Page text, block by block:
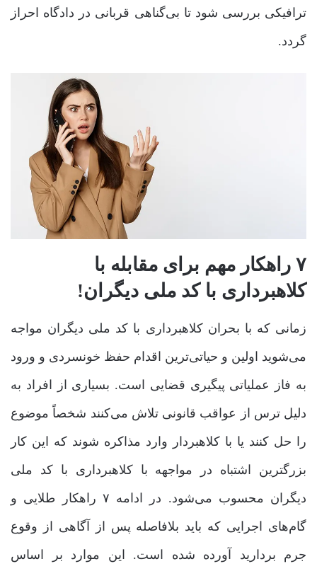
ترافیکی بررسی شود تا بی‌گناهی قربانی در دادگاه احراز
گردد.
۷ راهکار مهم برای مقابله با
کلاهبرداری با کد ملی دیگران!
زمانی که با بحران کلاهبرداری با کد ملی دیگران مواجه
می‌شوید اولین و حیاتی‌ترین اقدام حفظ خونسردی و ورود
به فاز عملیاتی پیگیری قضایی است. بسیاری از افراد به
دلیل ترس از عواقب قانونی تلاش می‌کنند شخصاً موضوع
را حل کنند یا با کلاهبردار وارد مذاکره شوند که این کار
بزرگترین اشتباه در مواجهه با کلاهبرداری با کد ملی
دیگران محسوب می‌شود. در ادامه ۷ راهکار طلایی و
گام‌های اجرایی که باید بلافاصله پس از آگاهی از وقوع
جرم بردارید آورده شده است. این موارد بر اساس